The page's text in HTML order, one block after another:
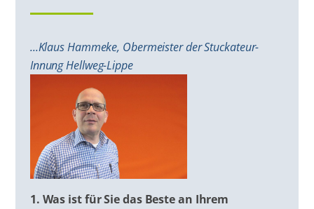
...Klaus Hammeke, Obermeister der Stuckateur-
Innung Hellweg-Lippe
1. Was ist für Sie das Beste an Ihrem